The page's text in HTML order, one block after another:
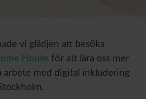
vi glädjen att besöka
House för att lära oss mer
arbete med digital inkludering